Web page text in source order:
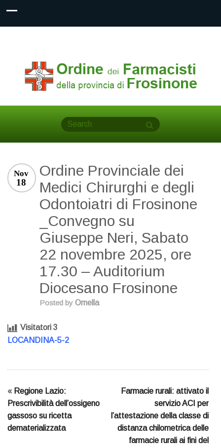
Ordine Provinciale dei
Medici Chirurghi e degli
Odontoiatri di Frosinone
_Convegno su
Giuseppe Neri, Sabato
22 novembre 2025, ore
17.30 – Auditorium
Diocesano Frosinone
Nov
18
Posted by Ornella
Visitatori 3
LOCANDINA-5-2
« Regione Lazio:
Prescrivibilità dell’ossigeno
gassoso su ricetta
dematerializzata
Farmacie rurali: attivato il
servizio ACI per
l’attestazione della classe di
distanza chilometrica delle
farmacie rurali ai fini del